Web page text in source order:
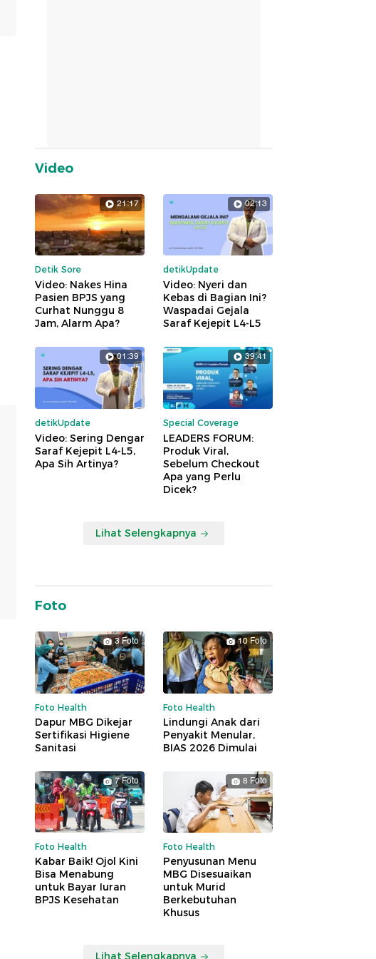
Video
21:17
Detik Sore
Video: Nakes Hina
Pasien BPJS yang
Curhat Nunggu 8
Jam, Alarm Apa?
02:13
detikUpdate
Video: Nyeri dan
Kebas di Bagian Ini?
Waspadai Gejala
Saraf Kejepit L4-L5
01:39
detikUpdate
Video: Sering Dengar
Saraf Kejepit L4-L5,
Apa Sih Artinya?
39:41
Special Coverage
LEADERS FORUM:
Produk Viral,
Sebelum Checkout
Apa yang Perlu
Dicek?
Lihat Selengkapnya
Foto
3 Foto
Foto Health
Dapur MBG Dikejar
Sertifikasi Higiene
Sanitasi
10 Foto
Foto Health
Lindungi Anak dari
Penyakit Menular,
BIAS 2026 Dimulai
7 Foto
Foto Health
Kabar Baik! Ojol Kini
Bisa Menabung
untuk Bayar Iuran
BPJS Kesehatan
8 Foto
Foto Health
Penyusunan Menu
MBG Disesuaikan
untuk Murid
Berkebutuhan
Khusus
Lihat Selengkapnya